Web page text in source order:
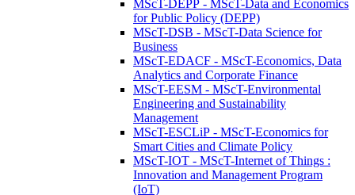
MScT-DEPP - MScT-Data and Economics
for Public Policy (DEPP)
MScT-DSB - MScT-Data Science for
Business
MScT-EDACF - MScT-Economics, Data
Analytics and Corporate Finance
MScT-EESM - MScT-Environmental
Engineering and Sustainability
Management
MScT-ESCLiP - MScT-Economics for
Smart Cities and Climate Policy
MScT-IOT - MScT-Internet of Things :
Innovation and Management Program
(IoT)